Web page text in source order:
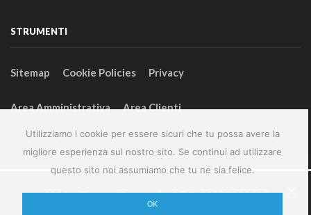
Utilizziamo i cookie per essere sicuri che tu possa avere la
migliore esperienza sul nostro sito. Se continui ad utilizzare
questo sito noi assumiamo che tu ne sia felice.
OK
STRUMENTI
Sitemap Cookie Policies Privacy
Area Amministrativa Area Clienti
2024 – GeneralFarm srl – P.IVA 00127580355